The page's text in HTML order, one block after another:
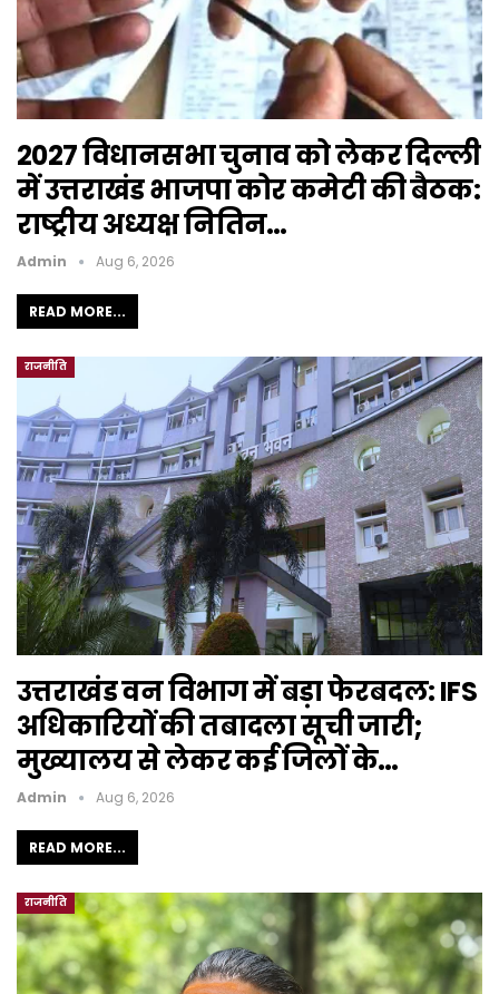
2027 विधानसभा चुनाव को लेकर दिल्ली
में उत्तराखंड भाजपा कोर कमेटी की बैठक:
राष्ट्रीय अध्यक्ष नितिन…
Admin Aug 6, 2026
READ MORE...
राजनीति
उत्तराखंड वन विभाग में बड़ा फेरबदल: IFS
अधिकारियों की तबादला सूची जारी;
मुख्यालय से लेकर कई जिलों के…
Admin Aug 6, 2026
READ MORE...
राजनीति